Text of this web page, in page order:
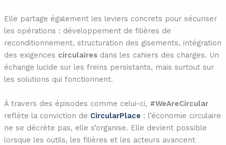
Elle partage également les leviers concrets pour sécuriser
les opérations : développement de filières de
reconditionnement, structuration des gisements, intégration
des exigences circulairesdans les cahiers des charges. Un
échange lucide sur les freins persistants, mais surtout sur
les solutions qui fonctionnent.
À travers des épisodes comme celui-ci, #WeAreCircular
reflète la conviction de CircularPlace : l’économie circulaire
ne se décrète pas, elle s’organise. Elle devient possible
lorsque les outils, les filières et les acteurs avancent